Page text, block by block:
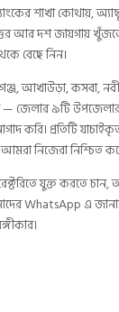
শাখা কোথায়,
আর দশ জায়গায় খুঁজতে
বেছে নিন।
আখাউড়া, কসবা,
— জেলার ৯টি
করি। প্রতিটি
আমরা নিজেরা নিশ্চিত
যুক্ত করতে
WhatsApp এ